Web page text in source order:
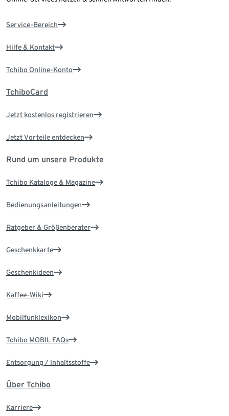
Service-Bereich
Hilfe & Kontakt
Tchibo Online-Konto
TchiboCard
Jetzt kostenlos registrieren
Jetzt Vorteile entdecken
Rund um unsere Produkte
Tchibo Kataloge & Magazine
Bedienungsanleitungen
Ratgeber & Größenberater
Geschenkkarte
Geschenkideen
Kaffee-Wiki
Mobilfunklexikon
Tchibo MOBIL FAQs
Entsorgung / Inhaltsstoffe
Über Tchibo
Karriere